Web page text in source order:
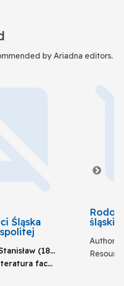
by Ariadna editors.
Śląska
(1884-1942)
fachowa
Author